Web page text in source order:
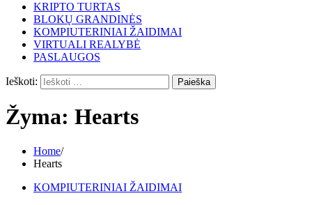
KRIPTO TURTAS
BLOKŲ GRANDINĖS
KOMPIUTERINIAI ŽAIDIMAI
VIRTUALI REALYBĖ
PASLAUGOS
Ieškoti:
Žyma: Hearts
Home
Hearts
KOMPIUTERINIAI ŽAIDIMAI